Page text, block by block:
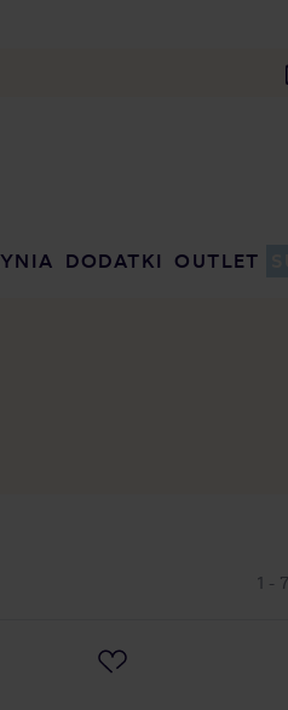
DODATKI OUTLET
1 - 7